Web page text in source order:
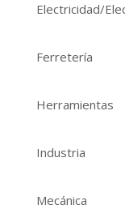
Electricidad/
Ferretería
Herramientas
Industria
Mecánica